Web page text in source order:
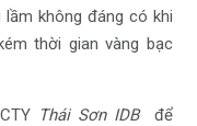
lầm không đáng có khi
thời gian vàng bạc
Thái Sơn IDBđể